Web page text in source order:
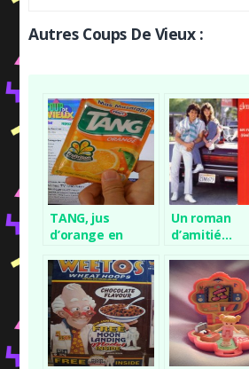
Autres Coups De Vieux :
TANG, jus
d’orange en
Un roman
d’amitié…